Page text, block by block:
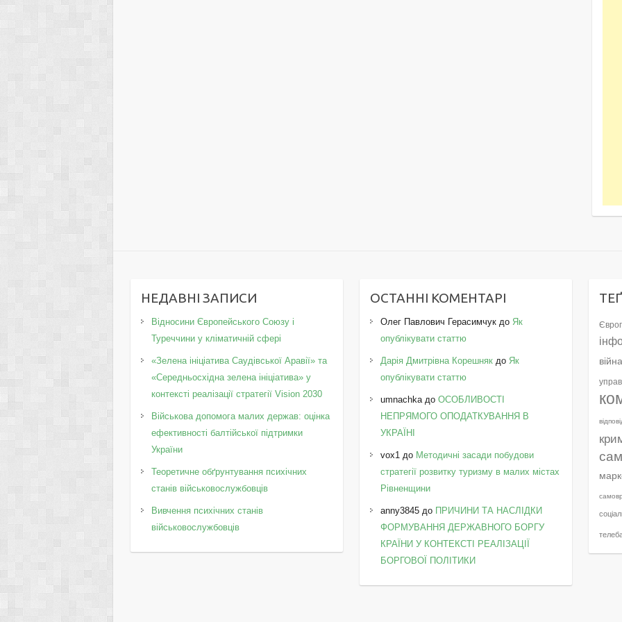
НЕДАВНІ ЗАПИСИ
Відносини Європейського Союзу і
Туреччини у кліматичній сфері
«Зелена ініціатива Саудівської Аравії» та
«Середньосхідна зелена ініціатива» у
контексті реалізації стратегії Vision 2030
Військова допомога малих держав: оцінка
ефективності балтійської підтримки
України
Теоретичне обґрунтування психічних
станів військовослужбовців
Вивчення психічних станів
військовослужбовців
ОСТАННІ КОМЕНТАРІ
Олег Павлович Герасимчук до Як
опублікувати статтю
Дарія Дмитрівна Корешняк до Як
опублікувати статтю
umnachkaдоОСОБЛИВОСТІ
НЕПРЯМОГО ОПОДАТКУВАННЯ В
УКРАЇНІ
vox1 до Методичні засади побудови
стратегії розвитку туризму в малих містах
Рівненщини
anny3845 до ПРИЧИНИ ТА НАСЛІДКИ
ФОРМУВАННЯ ДЕРЖАВНОГО БОРГУ
КРАЇНИ У КОНТЕКСТІ РЕАЛІЗАЦІЇ
БОРГОВОЇ ПОЛІТИКИ
війна